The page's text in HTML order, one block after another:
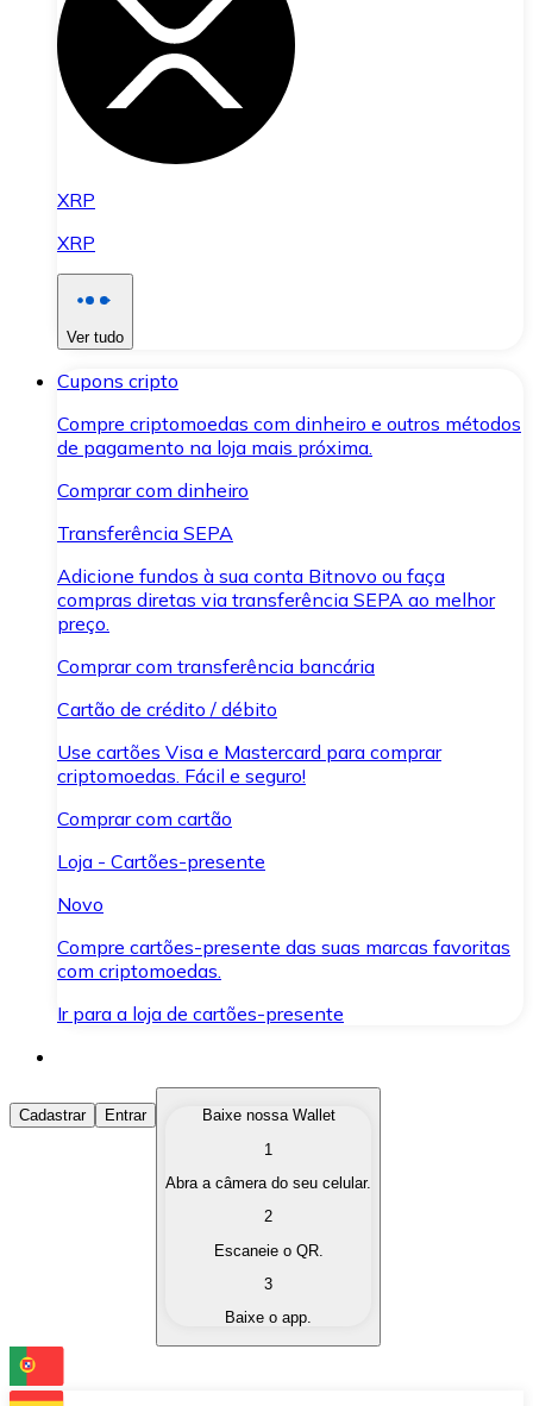
XRP
XRP
Ver tudo
Cupons cripto
Compre criptomoedas com dinheiro e outros métodos
de pagamento na loja mais próxima.
Comprar com dinheiro
Transferência SEPA
Adicione fundos à sua conta Bitnovo ou faça
compras diretas via transferência SEPA ao melhor
preço.
Comprar com transferência bancária
Cartão de crédito / débito
Use cartões Visa e Mastercard para comprar
criptomoedas. Fácil e seguro!
Comprar com cartão
Loja - Cartões-presente
Novo
Compre cartões-presente das suas marcas favoritas
com criptomoedas.
Ir para a loja de cartões-presente
Comprar Criptomoedas
Compre as criptomoedas de seu interesse de forma
Converta suas criptomoedas em moeda fiduciária
Troque uma criptomoeda por outra
Cadastrar Entrar
Baixe nossa Wallet
1
Abra a câmera do seu celular.
2
Escaneie o QR.
3
Baixe o app.